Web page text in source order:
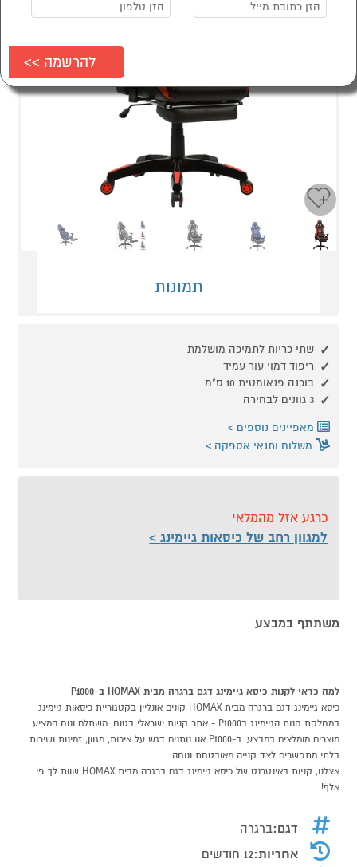
תמונות
שתי כריות לתמיכה מושלמת
ריפוד דמוי עור עמיד
בוכנה פנאומטית 10 ס"מ
3 גוונים לבחירה
מאפיינים נוספים
משלוח ותנאי אספקה
כרגע אזל מהמלאי
למגוון רחב של כיסאות גיימינג
משתתף במבצע
למה כדאי לקנות כיסא גיימינג דגם ברגרה מבית HOMAX ב-P1000
כיסא גיימינג דגם ברגרה מבית HOMAX קונים אונליין בקטגוריית כיסאות גיימינג
במחלקת חנות הגיימינג בP1000 - אתר קניות ישראלי בטוח, משתלם ונוח המציע
מוצרים מומלצים במבצע. ב-P1000 אנו נותנים דגש על איכות, מגוון, זמינות ושירות
בלתי מתפשרים לצד קנייה מאובטחת ונוחה.
אצלנו, קניות באינטרנט של כיסא גיימינג דגם ברגרה מבית HOMAX שוות לך פי
אלף!
דגם:ברגרה
אחריות:12 חודשים